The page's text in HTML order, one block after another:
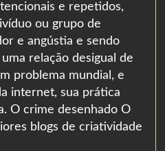
e repetidos,
ou grupo de
e angústia e sendo
relação desigual de
problema mundial, e
internet, sua prática
O crime desenhado O
blogs de criatividade